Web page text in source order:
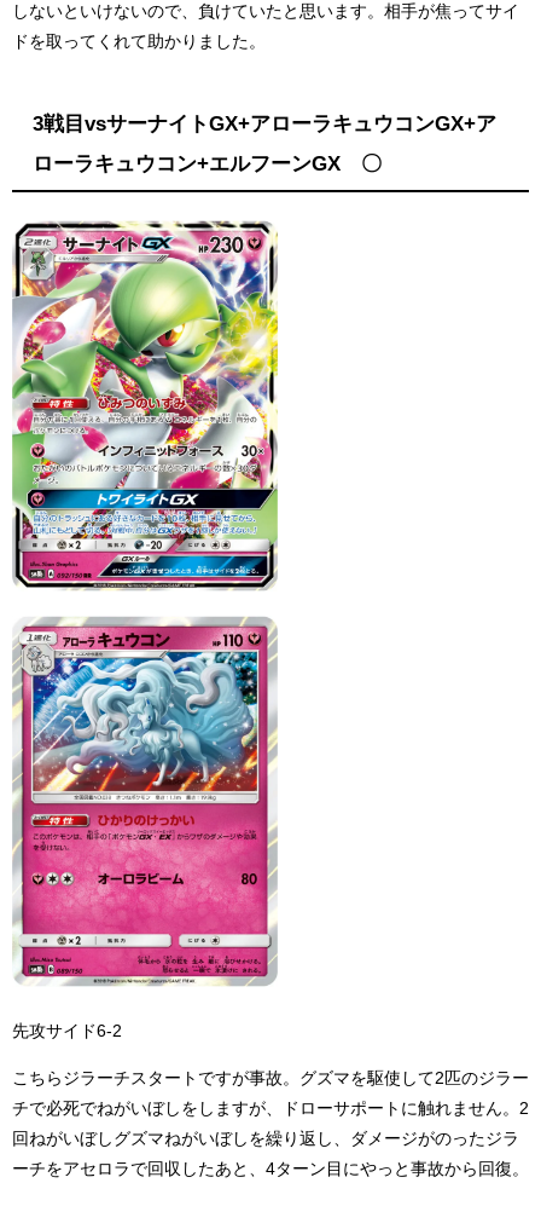
しないといけないので、負けていたと思います。相手が焦ってサイ
ドを取ってくれて助かりました。
3戦目vsサーナイトGX+アローラキュウコンGX+ア
ローラキュウコン+エルフーンGX 〇
先攻サイド6-2
こちらジラーチスタートですが事故。グズマを駆使して2匹のジラー
チで必死でねがいぼしをしますが、ドローサポートに触れません。2
回ねがいぼしグズマねがいぼしを繰り返し、ダメージがのったジラ
ーチをアセロラで回収したあと、4ターン目にやっと事故から回復。